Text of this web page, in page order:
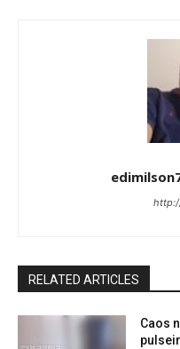
RELATED ARTICLES
Caos